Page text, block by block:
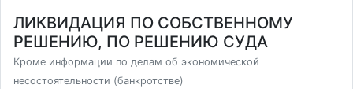
ЛИКВИДАЦИЯ ПО СОБСТВЕННОМУ
РЕШЕНИЮ, ПО РЕШЕНИЮ СУДА
Кроме информации по делам об экономической
несостоятельности (банкротстве)